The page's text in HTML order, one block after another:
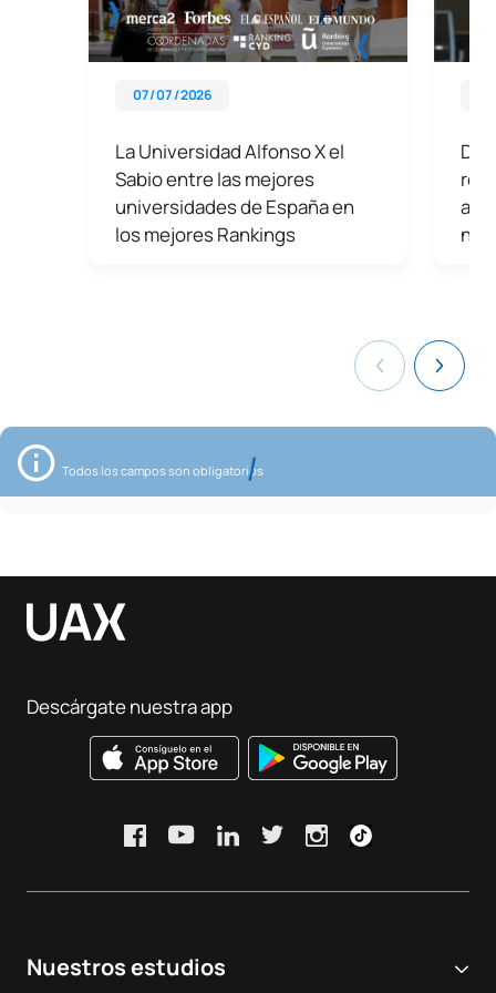
07 / 07 / 2026
La Universidad Alfonso X el
Sabio entre las mejores
universidades de España en
los mejores Rankings
Todos los campos son obligatorios
Nuestros estudios
Descárgate nuestra app